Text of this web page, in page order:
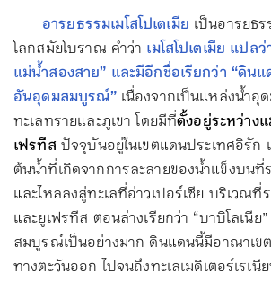
อารยธรรมเมโสโปเตเมีย เป็นอารยธ
โลกสมัยโบราณ คำว่า เมโสโปเตเมีย แปล
แม่น้ำสองสาย” และมีอีกชื่อเรียกว่า “ดิน
อันอุดมสมบูรณ์”เนื่องจากเป็นแหล่งน้ำ
ทะเลทรายและภูเขา โดยมีที่ตั้งอยู่ระหว่าง
เฟรทีสปัจจุบันอยู่ในเขตแดนประเทศอิรัก
ต้นน้ำที่เกิดจากการละลายของน้ำแข็งบนที่
และไหลลงสู่ทะเลที่อ่าวเปอร์เซีย บริเวณ
และยูเฟรทีส ตอนล่างเรียกว่า “บาบิโลเนีย
สมบูรณ์เป็นอย่างมาก ดินแดนนี้มีอาณาเข
ทางตะวันออก ไปจนถึงทะเลเมดิเตอร์เรเนี